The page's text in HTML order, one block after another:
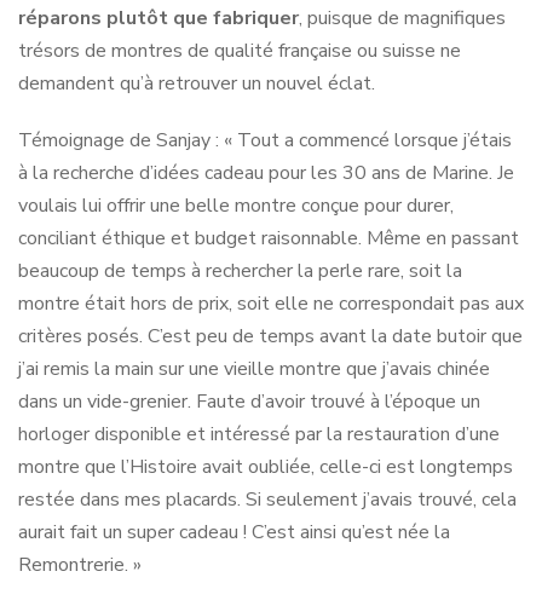
réparons plutôt que fabriquer, puisque de magnifiques
trésors de montres de qualité française ou suisse ne
demandent qu’à retrouver un nouvel éclat.
Témoignage de Sanjay : « Tout a commencé lorsque j’étais
à la recherche d’idées cadeau pour les 30 ans de Marine. Je
voulais lui offrir une belle montre conçue pour durer,
conciliant éthique et budget raisonnable. Même en passant
beaucoup de temps à rechercher la perle rare, soit la
montre était hors de prix, soit elle ne correspondait pas aux
critères posés. C’est peu de temps avant la date butoir que
j’ai remis la main sur une vieille montre que j’avais chinée
dans un vide-grenier. Faute d’avoir trouvé à l’époque un
horloger disponible et intéressé par la restauration d’une
montre que l’Histoire avait oubliée, celle-ci est longtemps
restée dans mes placards. Si seulement j’avais trouvé, cela
aurait fait un super cadeau ! C’est ainsi qu’est née la
Remontrerie. »